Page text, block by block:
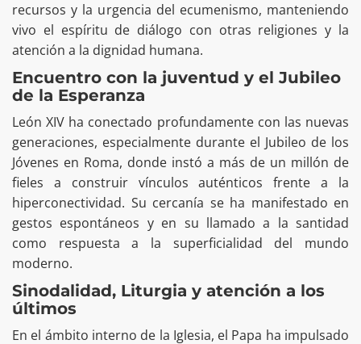
recursos y la urgencia del ecumenismo, manteniendo
vivo el espíritu de diálogo con otras religiones y la
atención a la dignidad humana.
Encuentro con la juventud y el Jubileo
de la Esperanza
León XIV ha conectado profundamente con las nuevas
generaciones, especialmente durante el Jubileo de los
Jóvenes en Roma, donde instó a más de un millón de
fieles a construir vínculos auténticos frente a la
hiperconectividad. Su cercanía se ha manifestado en
gestos espontáneos y en su llamado a la santidad
como respuesta a la superficialidad del mundo
moderno.
Sinodalidad, Liturgia y atención a los
últimos
En el ámbito interno de la Iglesia, el Papa ha impulsado